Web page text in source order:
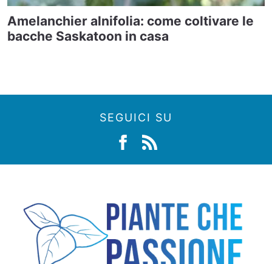
Amelanchier alnifolia: come coltivare le
bacche Saskatoon in casa
SEGUICI SU